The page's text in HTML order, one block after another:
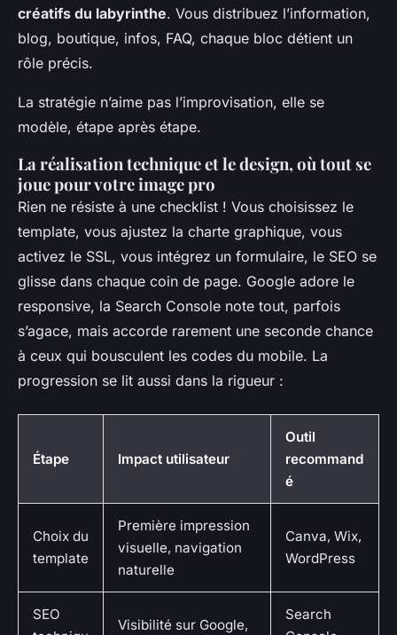
créatifs du labyrinthe. Vous distribuez l’information,
blog, boutique, infos, FAQ, chaque bloc détient un
rôle précis.
La stratégie n’aime pas l’improvisation, elle se
modèle, étape après étape.
La réalisation technique et le design, où tout se
joue pour votre image pro
Rien ne résiste à une checklist ! Vous choisissez le
template, vous ajustez la charte graphique, vous
activez le SSL, vous intégrez un formulaire, le SEO se
glisse dans chaque coin de page. Google adore le
responsive, la Search Console note tout, parfois
s’agace, mais accorde rarement une seconde chance
à ceux qui bousculent les codes du mobile. La
progression se lit aussi dans la rigueur :
Étape Impact utilisateur
Outil
recommand
é
Choix du
template
Première impression
visuelle, navigation
naturelle
Canva, Wix,
WordPress
SEO
Visibilité sur Google,
Search